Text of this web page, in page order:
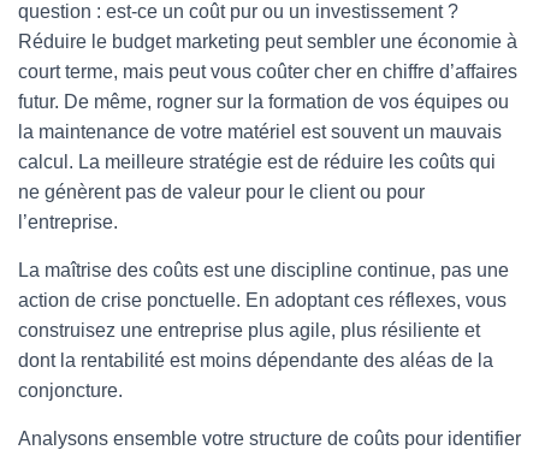
question : est-ce un coût pur ou un investissement ?
Réduire le budget marketing peut sembler une économie à
court terme, mais peut vous coûter cher en chiffre d’affaires
futur. De même, rogner sur la formation de vos équipes ou
la maintenance de votre matériel est souvent un mauvais
calcul. La meilleure stratégie est de réduire les coûts qui
ne génèrent pas de valeur pour le client ou pour
l’entreprise.
La maîtrise des coûts est une discipline continue, pas une
action de crise ponctuelle. En adoptant ces réflexes, vous
construisez une entreprise plus agile, plus résiliente et
dont la rentabilité est moins dépendante des aléas de la
conjoncture.
Analysons ensemble votre structure de coûts pour identifier